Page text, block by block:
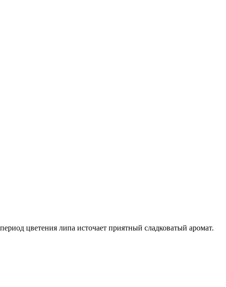
цветения липа источает приятный сладковатый аромат.